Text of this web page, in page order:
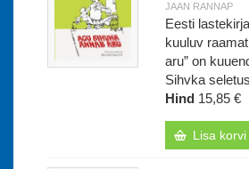
JAAN RANNAP
Eesti
kuuluv
aru” on
Sihvka
Hind 15,85 €
Lisa korvi